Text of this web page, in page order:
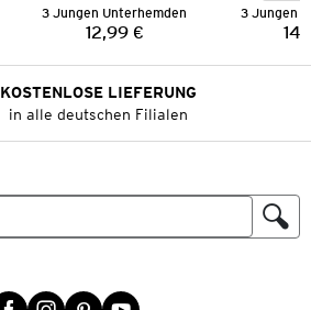
3 Jungen Unterhemden
Preis:
12,99 €
3 Jungen
KOSTENLOSE LIEFERUNG
in alle deutschen Filialen